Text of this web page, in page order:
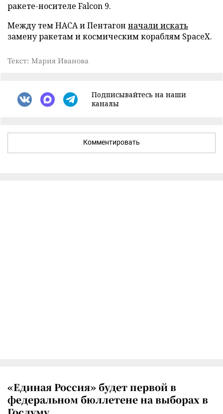
ракете-носителе Falcon 9.
Между тем НАСА и Пентагон начали искать
замену ракетам и космическим кораблям SpaceX.
Текст: Мария Иванова
Подписывайтесь на наши
каналы
Комментировать
«Единая Россия» будет первой в
федеральном бюллетене на выборах в